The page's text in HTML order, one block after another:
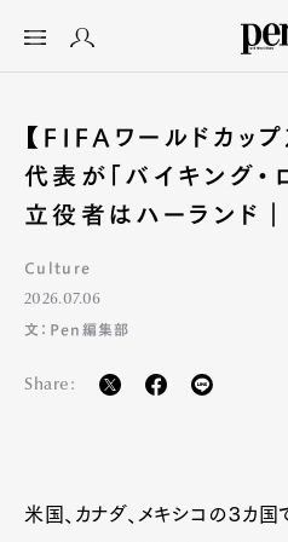
【FIFAワールドカッ
代表が「バイキング・
立役者はハーランド
Culture
2026.07.06
文：Pen編集部
Share:
米国、カナダ、メキシコの３カ